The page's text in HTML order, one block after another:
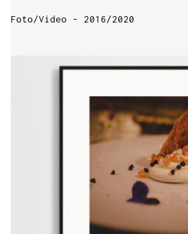
Foto/Video - 2016/2020